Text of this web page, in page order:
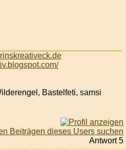
Bastelfeti, samsi
Antwort 5